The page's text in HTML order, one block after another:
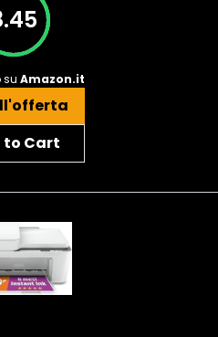
su Amazon.it
to Cart